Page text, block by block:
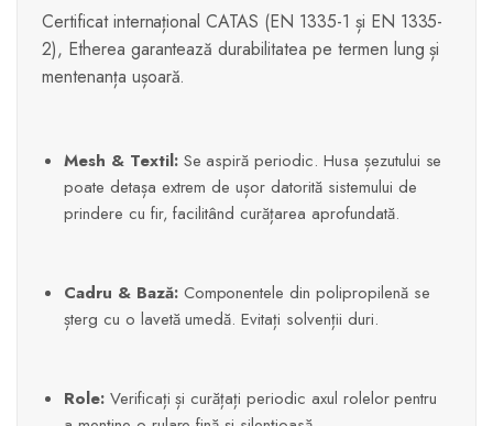
Certificat internațional CATAS (EN 1335-1 și EN 1335-
2), Etherea garantează durabilitatea pe termen lung și
mentenanța ușoară.
Mesh & Textil:Se aspiră periodic. Husa șezutului se
poate detașa extrem de ușor datorită sistemului de
prindere cu fir, facilitând curățarea aprofundată.
Cadru & Bază:Componentele din polipropilenă se
șterg cu o lavetă umedă. Evitați solvenții duri.
Role:Verificați și curățați periodic axul rolelor pentru